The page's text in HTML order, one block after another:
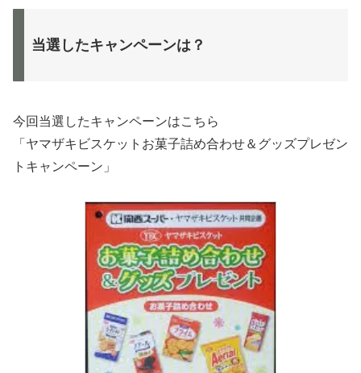
当選したキャンペーンは？
今回当選したキャンペーンはこちら
「ヤマザキビスケットお菓子詰め合わせ＆グッズプレゼン
トキャンペーン」